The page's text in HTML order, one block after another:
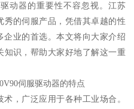
动器的重要性不容忽视。江苏
秀的伺服产品，凭借其卓越的性
业的首选。本文将向大家介绍
知识，帮助大家好地了解这一重
伺服驱动器的特点
，广泛应用于各种工业场合。